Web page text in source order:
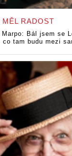
RADOST
Marpo: Bál jsem se
tam budu mezi